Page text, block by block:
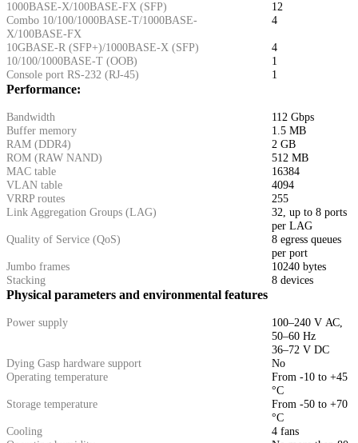
1000BASE-X/100BASE-FX (SFP)
12
Combo 10/100/1000BASE-T/1000BASE-
X/100BASE-FX
4
10GBASE-R (SFP+)/1000BASE-X (SFP)
4
10/100/1000BASE-T (OOB)
1
Console port RS-232 (RJ-45)
1
Performance:
Bandwidth
112 Gbps
Buffer memory
1.5 MB
RAM (DDR4)
2 GB
ROM (RAW NAND)
512 MB
MAC table
16384
VLAN table
4094
VRRP routes
255
Link Aggregation Groups (LAG)
32, up to 8 ports
per LAG
Quality of Service (QoS)
8 egress queues
per port
Jumbo frames
10240 bytes
Stacking
8 devices
Physical parameters and environmental features
Power supply
100–240 V АС,
50–60 Hz
36–72 V DC
Dying Gasp hardware support
No
Operating temperature
From -10 to +45
°C
Storage temperature
From -50 to +70
°C
Cooling
4 fans